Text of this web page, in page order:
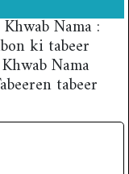
Nama :
ki tabeer
Nama
tabeer